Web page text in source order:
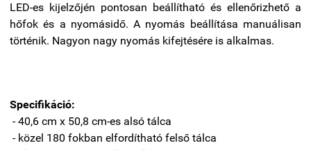
LED-es kijelzőjén pontosan beállítható és ellenőrizhető a
hőfok és a nyomásidő. A nyomás beállítása manuálisan
történik. Nagyon nagy nyomás kifejtésére is alkalmas.
Specifikáció:
- 40,6 cm x 50,8 cm-es alsó tálca
- közel 180 fokban elfordítható felső tálca